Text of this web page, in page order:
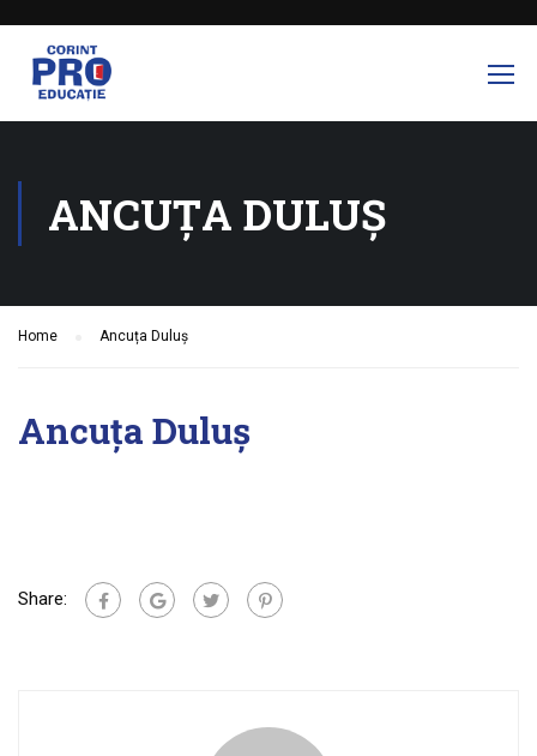
ANCUȚA DULUȘ
Home Ancuța Duluș
Ancuța Duluș
Share: